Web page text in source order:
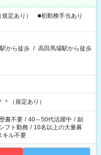
定あり） ■初勤務手当あり
から徒歩 / 高田馬場駅から徒歩
（規定あり）
書不要 / 40～50代活躍中 / 副
フト勤務 / 10名以上の大量募
キル不要